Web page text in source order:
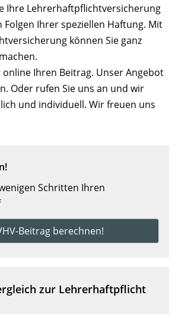
Ihre Lehrerhaftpflichtversicherung
Folgen Ihrer speziellen Haftung. Mit
können Sie ganz
online Ihren Beitrag. Unser Angebot
Oder rufen Sie uns an und wir
und individuell. Wir freuen uns
Schritten Ihren
Beitrag berechnen!
zur Lehrerhaftpflicht